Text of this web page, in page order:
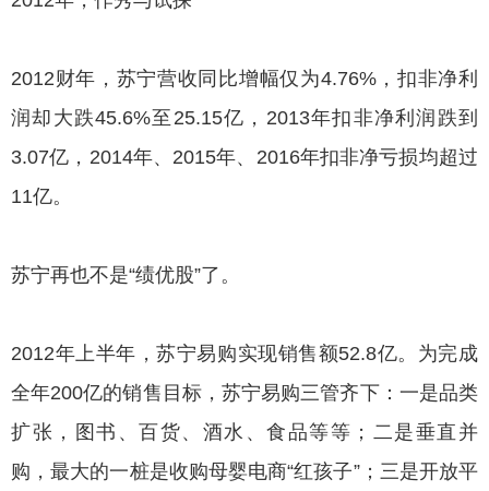
2012财年，苏宁营收同比增幅仅为4.76%，扣非净利
润却大跌45.6%至25.15亿，2013年扣非净利润跌到
3.07亿，2014年、2015年、2016年扣非净亏损均超过
11亿。
苏宁再也不是“绩优股”了。
2012年上半年，苏宁易购实现销售额52.8亿。为完成
全年200亿的销售目标，苏宁易购三管齐下：一是品类
扩张，图书、百货、酒水、食品等等；二是垂直并
购，最大的一桩是收购母婴电商“红孩子”；三是开放平